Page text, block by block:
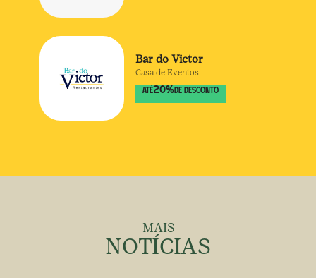
Bar do Victor
Casa de Eventos
ATÉ20% DE DESCONTO
MAIS
NOTÍCIAS